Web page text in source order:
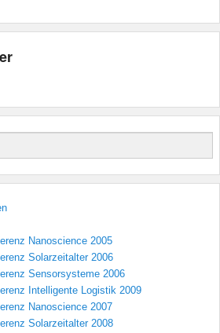
Nanoscience 2005
Solarzeitalter 2006
Sensorsysteme 2006
Intelligente Logistik 2009
Nanoscience 2007
Solarzeitalter 2008